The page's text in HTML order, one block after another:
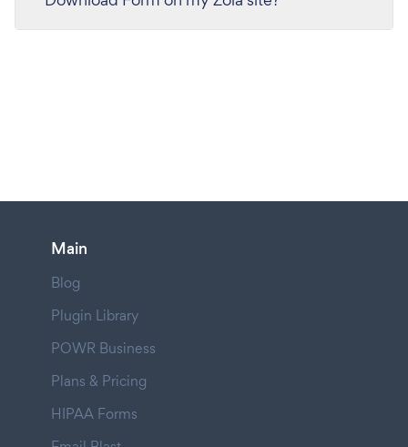
Main
Blog
Plugin Library
POWR Business
Plans & Pricing
HIPAA Forms